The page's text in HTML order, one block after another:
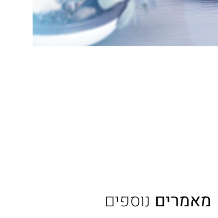
מאמרים נוספים